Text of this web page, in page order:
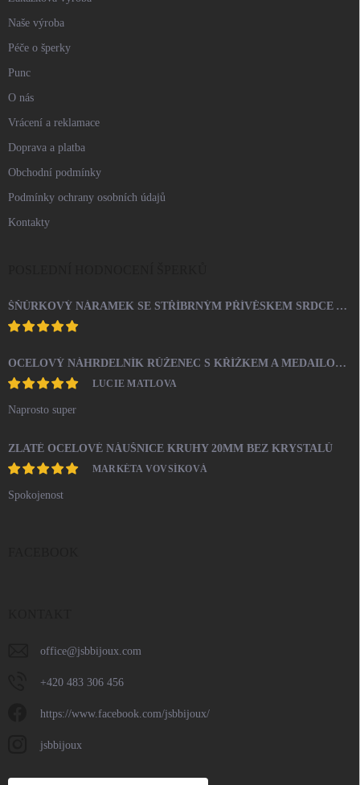
Naše výroba
Péče o šperky
Punc
O nás
Vrácení a reklamace
Doprava a platba
Obchodní podmínky
Podmínky ochrany osobních údajů
Kontakty
ŠŇŮRKOVÝ NÁRAMEK SE STŘÍBRNÝM PŘÍVĚSKEM SRDCE A KRYSTALY SWAROVSKI CRYSTAL (STŘÍBRO 925/1000)
OCELOVÝ NÁHRDELNÍK RŮŽENEC S KŘÍŽKEM A MEDAILONEM
LUCIE MATLOVA
Naprosto super
ZLATÉ OCELOVÉ NÁUŠNICE KRUHY 20MM BEZ KRYSTALŮ
MARKÉTA VOVSÍKOVÁ
Spokojenost
office@jsbbijoux.com
+420 483 306 456
https://www.facebook.com/jsbbijoux/
jsbbijoux